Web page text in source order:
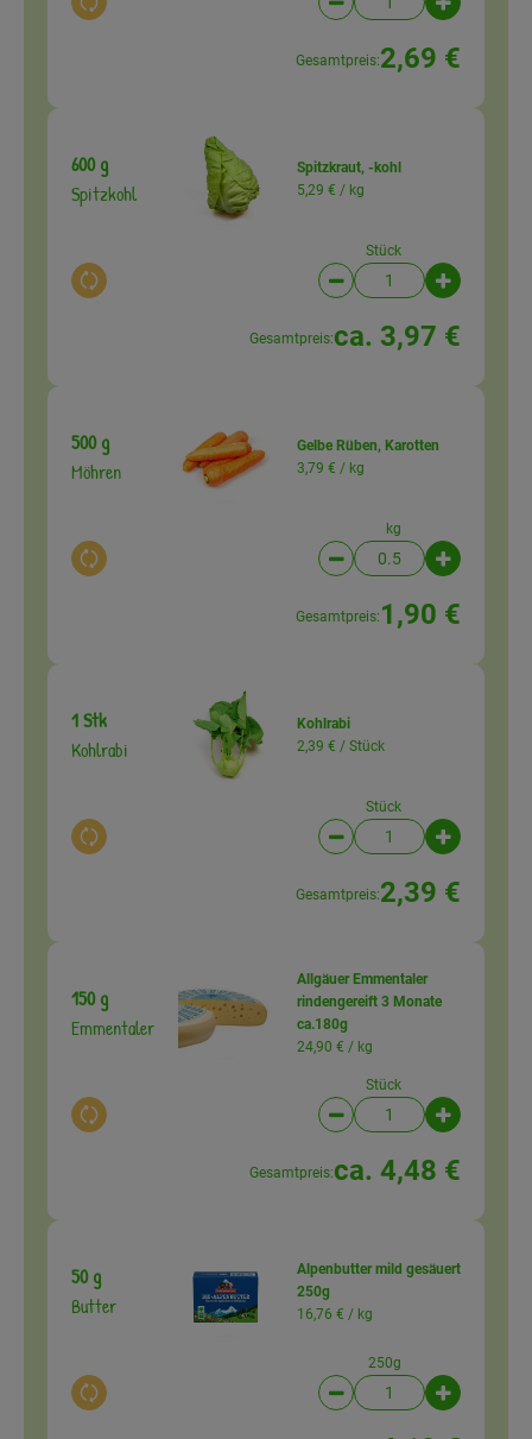
Auswahl ändern Artikelanzahl
Gesamtpreis:2,69 €
600 g
Spitzkohl
Auswahl ändern
Spitzkraut, -kohl
5,29 € / kg
Stück
Artikelanzahl
Gesamtpreis:ca. 3,97 €
500 g
Möhren
Auswahl ändern
Gelbe Rüben, Karotten
3,79 € / kg
kg
Artikelanzahl
Gesamtpreis: 1,90 €
1 Stk
Kohlrabi
Auswahl ändern
Kohlrabi
2,39 € / Stück
Stück
Artikelanzahl
Gesamtpreis:2,39 €
150 g
Emmentaler
Auswahl ändern
Allgäuer Emmentaler
rindengereift 3 Monate
ca.180g
24,90 € / kg
Stück
Artikelanzahl
Gesamtpreis:ca. 4,48 €
50 g
Butter
Auswahl ändern
Alpenbutter mild gesäuert
250g
16,76 € / kg
250g
Artikelanzahl